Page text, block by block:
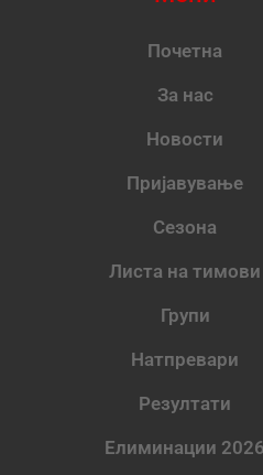
Почетна
За нас
Новости
Пријавување
Сезона
Листа на тимови
Групи
Натпревари
Резултати
Елиминации 2026